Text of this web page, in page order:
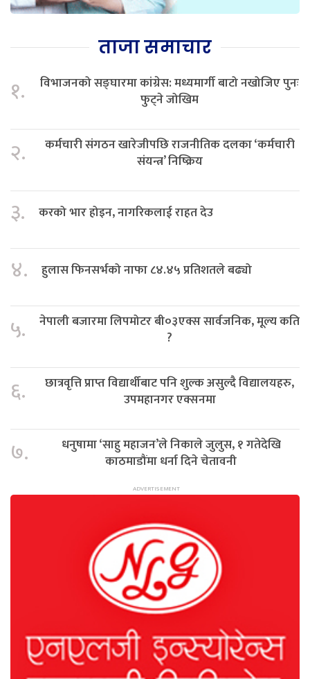
ताजा समाचार
१.
विभाजनको सङ्घारमा कांग्रेस: मध्यमार्गी बाटो नखोजिए पुनः
फुट्ने जोखिम
२.
कर्मचारी संगठन खारेजीपछि राजनीतिक दलका ‘कर्मचारी
संयन्त्र’ निष्क्रिय
३. करको भार होइन, नागरिकलाई राहत देउ
४. हुलास फिनसर्भको नाफा ८४.४५ प्रतिशतले बढ्यो
५.
नेपाली बजारमा लिपमोटर बी०३एक्स सार्वजनिक, मूल्य कति
?
६.
छात्रवृत्ति प्राप्त विद्यार्थीबाट पनि शुल्क असुल्दै विद्यालयहरु,
उपमहानगर एक्सनमा
७.
धनुषामा ‘साहु महाजन’ले निकाले जुलुस, १ गतेदेखि
काठमाडौंमा धर्ना दिने चेतावनी